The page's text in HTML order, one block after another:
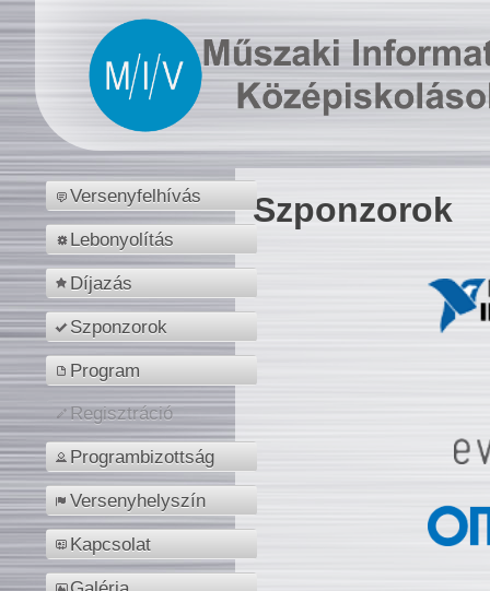
Versenyfelhívás
Lebonyolítás
Díjazás
Szponzorok
Program
Regisztráció
Programbizottság
Versenyhelyszín
Kapcsolat
Szponzorok